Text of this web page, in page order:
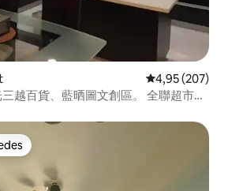
4,95 de uma
4,95 (207)
越百貨、藍晒圖文創區。 全聯超市、